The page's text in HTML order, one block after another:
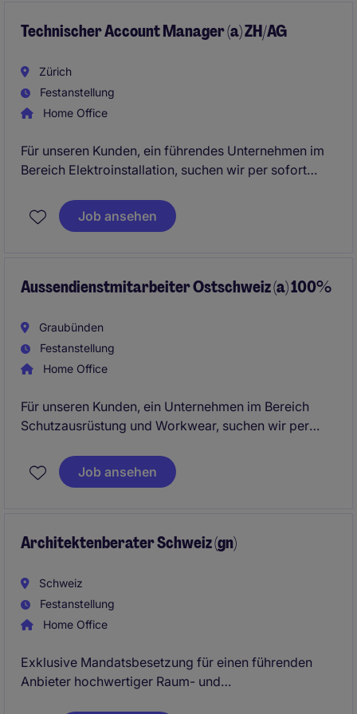
Technischer Account Manager (a) ZH/AG
Zürich
Festanstellung
Home Office
Für unseren Kunden, ein führendes Unternehmen im
Bereich Elektroinstallation, suchen wir per sofort
Manager (a) für die Region Zürich und Aargau.
Gesucht wird eine verkaufsstarke Persönlichkeit mit
abwechslungsreiche Aufgaben, viel
Anstellungsbedingungen in einem
zukunftsorientierten Umfeld.
Job ansehen
Aussendienstmitarbeiter Ostschweiz (a) 100%
Graubünden
Festanstellung
Home Office
Für unseren Kunden, ein Unternehmen im Bereich
Schutzausrüstung und Workwear, suchen wir per
Aussendienstmitarbeiter Ostschweiz (a) 100%.
Gesucht wird eine verkaufsstarke Persönlichkeit mit
im Bereich Persönliche Schutzausrüstung und
und Entwicklungsmöglichkeiten.
Job ansehen
Architektenberater Schweiz (gn)
Schweiz
Festanstellung
Home Office
Exklusive Mandatsbesetzung für einen führenden
Anbieter hochwertiger Raum- und